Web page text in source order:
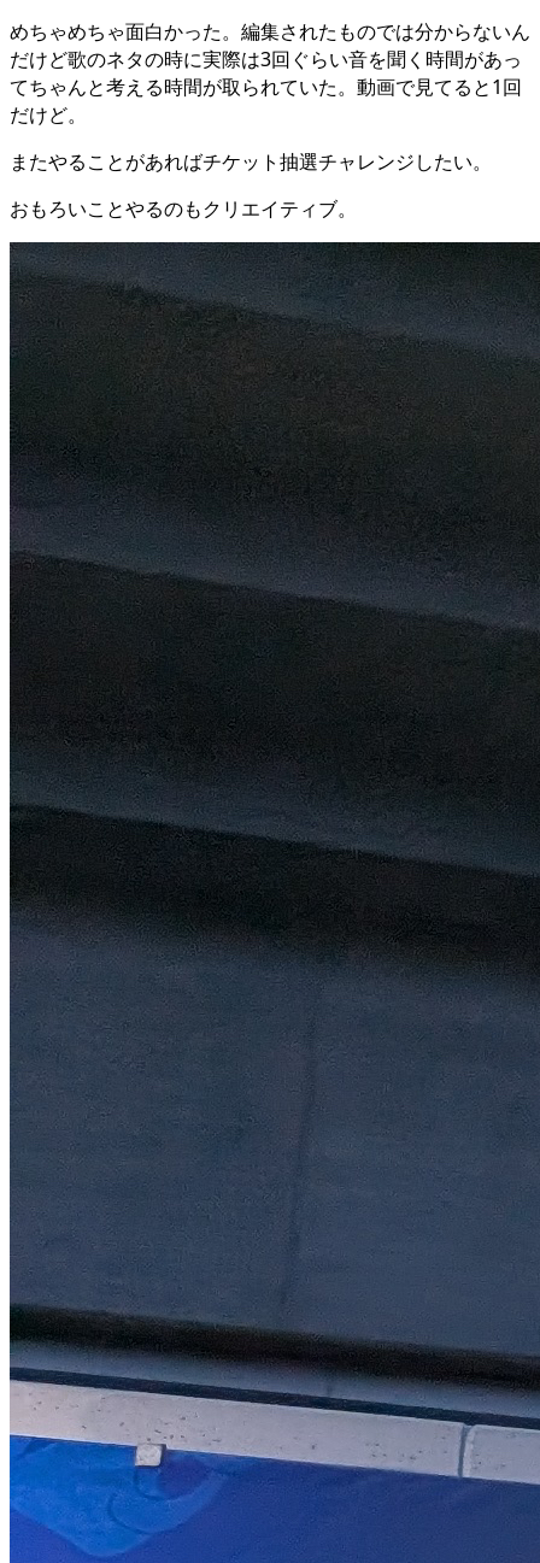
めちゃめちゃ面白かった。編集されたものでは分からないん
だけど歌のネタの時に実際は3回ぐらい音を聞く時間があっ
てちゃんと考える時間が取られていた。動画で見てると1回
だけど。
またやることがあればチケット抽選チャレンジしたい。
おもろいことやるのもクリエイティブ。